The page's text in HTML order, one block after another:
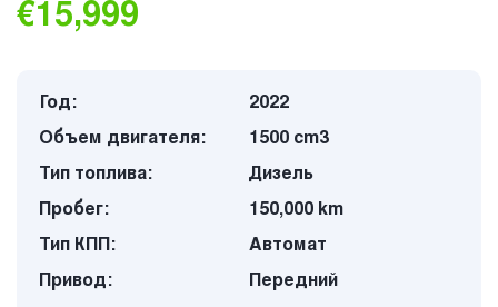
€15,999
Год:
2022
Объем двигателя:
1500 cm3
Тип топлива:
Дизель
Пробег:
150,000 km
Тип КПП:
Автомат
Привод:
Передний